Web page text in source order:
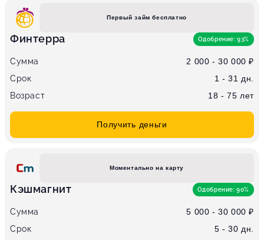
Первый займ бесплатно
Финтерра Одобрение: 93%
Сумма
2 000 - 30 000 ₽
Срок
1 - 31 дн.
Возраст
18 - 75 лет
Получить деньги
Моментально на карту
Кэшмагнит Одобрение: 90%
Сумма
5 000 - 30 000 ₽
Срок
5 - 30 дн.